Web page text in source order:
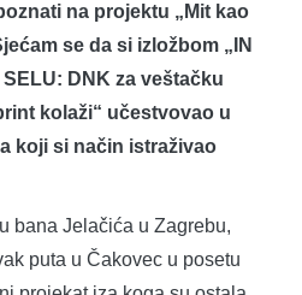
na projektu „Mit kao
se da si izložbom „IN
SELU: DNK za veštačku
kolaži“ učestvovao u
koji si način istraživao
bana Jelačića u Zagrebu,
puta u Čakovec u posetu